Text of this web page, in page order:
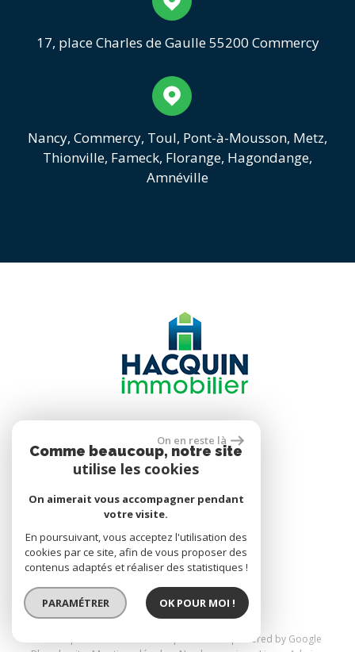
17, place Charles de Gaulle 55200 Commercy
Nancy, Commercy, Toul, Pont-à-Mousson, Metz,
Thionville, Fameck, Florange, Hagondange,
Amnéville
Se connecter
Espace propriétaire
réalisé par
© 2026 | Tous droits réservés | Traduction powered by Google
On en reste là
Comme beaucoup, notre site
utilise les cookies
On aimerait vous accompagner pendant
votre visite.
En poursuivant, vous acceptez l'utilisation des
cookies par ce site, afin de vous proposer des
contenus adaptés et réaliser des statistiques !
PARAMÉTRER OK POUR MOI !